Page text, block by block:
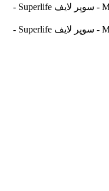
آسیالنت Asilent - جهانلنت Jahanlent - ایرانلنت Iranlent - پارس Pars - برنتا Brenta - آریتما Aritma - آفورتیس Afortis - فریکسا Frixa - اسپارتکس Spartex - پلااستکس Plastex - ام بی MB - سوپر لایف Superlife -
آسیالنت Asilent - جهانلنت Jahanlent - ایرانلنت Iranlent - پارس Pars - برنتا Brenta - آریتما Aritma - آفورتیس Afortis - فریکسا Frixa - اسپارتکس Spartex - پلااستکس Plastex - ام بی MB - سوپر لایف Superlife -